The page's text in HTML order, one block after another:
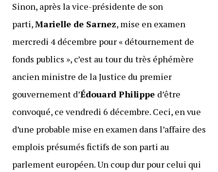
Sinon, après la vice-présidente de son
parti,Marielle de Sarnez, mise en examen
mercredi 4 décembre pour « détournement de
fonds publics », c’est au tour du très éphémère
ancien ministre de la Justice du premier
gouvernement d’Édouard Philippe d’être
convoqué, ce vendredi 6 décembre. Ceci, en vue
d’une probable mise en examen dans l’affaire des
emplois présumés fictifs de son parti au
parlement européen. Un coup dur pour celui qui